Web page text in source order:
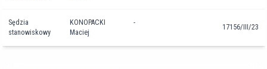
Sędzia
stanowiskowy
KONOPACKI
Maciej
-
17156/III/23